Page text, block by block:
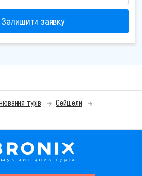
Залишити заявку
турів
Сейшели